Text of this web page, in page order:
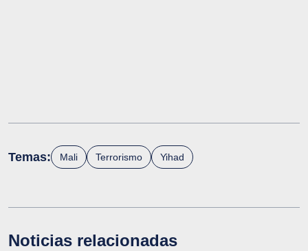
Temas: Mali Terrorismo Yihad
Noticias relacionadas